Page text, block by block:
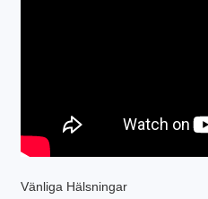
Vänliga Hälsningar